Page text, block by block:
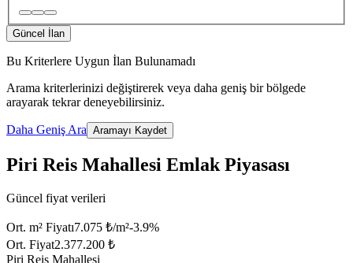
Güncel İlan
Bu Kriterlere Uygun İlan Bulunamadı
Arama kriterlerinizi değiştirerek veya daha geniş bir bölgede
arayarak tekrar deneyebilirsiniz.
Daha Geniş Ara Aramayı Kaydet
Piri Reis Mahallesi Emlak Piyasası
Güncel fiyat verileri
Ort. m² Fiyatı7.075 ₺/m²-3.9%
Ort. Fiyat2.377.200 ₺
Piri Reis Mahallesi